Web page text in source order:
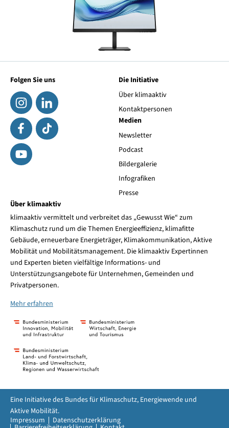
Folgen Sie uns
Die Initiative
Über klimaaktiv
Kontaktpersonen
Medien
Newsletter
Podcast
Bildergalerie
Infografiken
Presse
Über klimaaktiv
klimaaktiv vermittelt und verbreitet das „Gewusst Wie“ zum
Klimaschutz rund um die Themen Energieeffizienz, klimafitte
Gebäude, erneuerbare Energieträger, Klimakommunikation, Aktive
Mobilität und Mobilitätsmanagement. Die klimaaktiv Expertinnen
und Experten bieten vielfältige Informations- und
Unterstützungsangebote für Unternehmen, Gemeinden und
Privatpersonen.
Mehr erfahren
Impressum Datenschutzerklärung
Eine Initiative des Bundes für Klimaschutz, Energiewende und
Aktive Mobilität.